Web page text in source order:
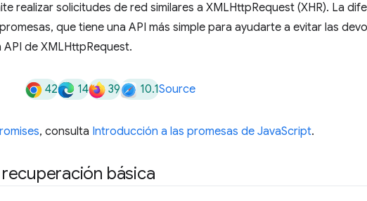
realizar solicitudes de red similares a XMLHttpRequest (XHR). La
que tiene una API más simple para ayudarte a evitar las
de XMLHttpRequest.
42 14 39 10.1Source
, consulta Introducción a las promesas de JavaScript.
básica